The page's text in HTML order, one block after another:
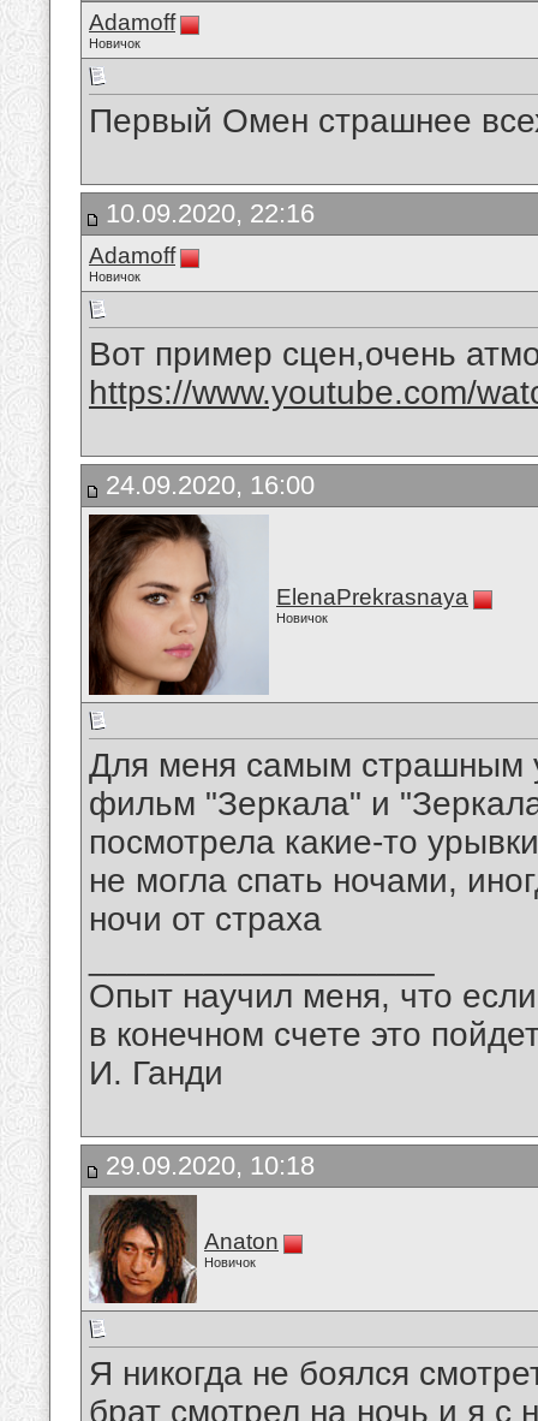
Adamoff
Новичок
Первый Омен страшнее
10.09.2020, 22:16
Adamoff
Новичок
Вот пример сцен,очень
https://www.youtube.com/
24.09.2020, 16:00
ElenaPrekrasnaya
Новичок
Для меня самым страшным
фильм "Зеркала" и
посмотрела какие-то
не могла спать ночами,
ночи от страха
Опыт научил меня, что
в конечном счете это
И. Ганди
29.09.2020, 10:18
Anaton
Новичок
Я никогда не боялся
брат смотрел на ночь и я